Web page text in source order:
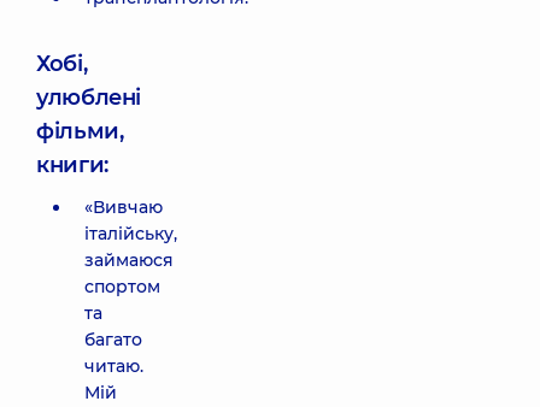
Хобі,
улюблені
фільми,
книги:
«Вивчаю
італійську,
займаюся
спортом
та
багато
читаю.
Мій